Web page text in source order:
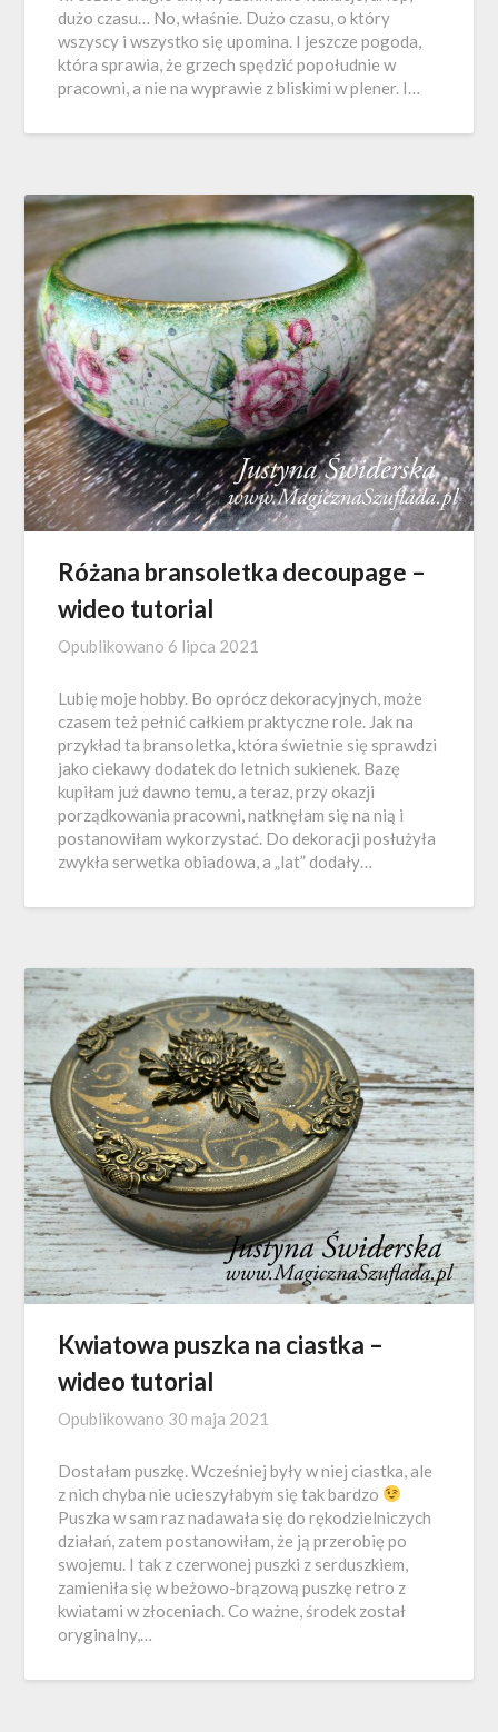
dużo czasu… No, właśnie. Dużo czasu, o który
wszyscy i wszystko się upomina. I jeszcze pogoda,
która sprawia, że grzech spędzić popołudnie w
pracowni, a nie na wyprawie z bliskimi w plener. I…
Różana bransoletka decoupage –
wideo tutorial
Opublikowano 6 lipca 2021
Lubię moje hobby. Bo oprócz dekoracyjnych, może
czasem też pełnić całkiem praktyczne role. Jak na
przykład ta bransoletka, która świetnie się sprawdzi
jako ciekawy dodatek do letnich sukienek. Bazę
kupiłam już dawno temu, a teraz, przy okazji
porządkowania pracowni, natknęłam się na nią i
postanowiłam wykorzystać. Do dekoracji posłużyła
zwykła serwetka obiadowa, a „lat” dodały…
Kwiatowa puszka na ciastka –
wideo tutorial
Opublikowano 30 maja 2021
Dostałam puszkę. Wcześniej były w niej ciastka, ale
z nich chyba nie ucieszyłabym się tak bardzo
Puszka w sam raz nadawała się do rękodzielniczych
działań, zatem postanowiłam, że ją przerobię po
swojemu. I tak z czerwonej puszki z serduszkiem,
zamieniła się w beżowo-brązową puszkę retro z
kwiatami w złoceniach. Co ważne, środek został
oryginalny,…